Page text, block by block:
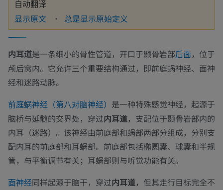
自动翻译
显示原文 总是显示原始定义
内耳道是一条细小的骨性管道，开口于颞骨岩部后面，位于
颅后窝内。它允许三个重要结构通过，即前庭蜗神经、面神
经和迷路动脉。
前庭蜗神经（第八对脑神经） 是一种特殊感觉神经，起源于
脑桥与延髓的交界处，穿过内耳道，支配位于颞骨岩部内的
内耳（迷路）。该神经由前庭部和蜗部两部分组成，分别支
配内耳的前庭部和耳蜗部。前庭部包括椭圆囊、球囊和半规
管，与平衡调节有关；耳蜗部则与听觉功能有关。
面神经同样起源于脑干，穿过内耳道，但其走行目标完全不